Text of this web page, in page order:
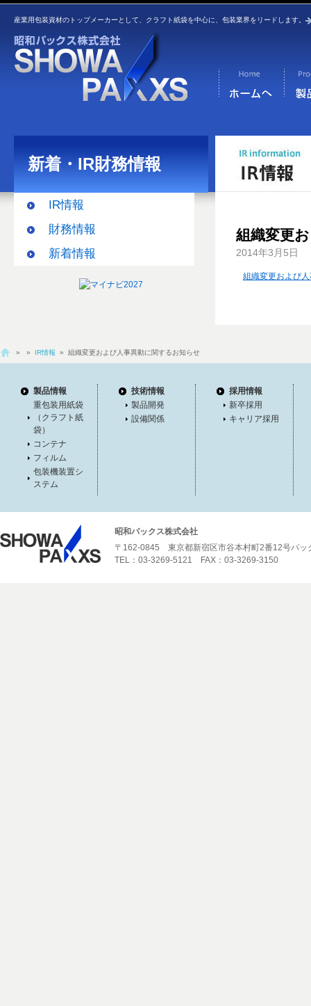
産業用包装資材のトップメーカーとして、クラフト紙袋を中心に、包装業界をリードします。
新着・IR財務情報
IR情報
財務情報
新着情報
組織変更
2014年3月5日
組織変更および
» » IR情報 » 組織変更および人事異動に関するお知らせ
製品情報
重包装用紙袋
（クラフト紙
袋）
コンテナ
フィルム
包装機装置シ
ステム
技術情報
製品開発
設備関係
採用情報
新卒採用
キャリア採用
昭和パックス株式会社
〒162-0845 東京都新宿区市谷本村町2番12号パッ
TEL：03-3269-5121 FAX：03-3269-3150